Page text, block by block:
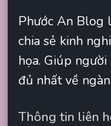
Phước An Blog
chia sẻ kinh
họa. Giúp
đủ nhất về
Thông tin liên